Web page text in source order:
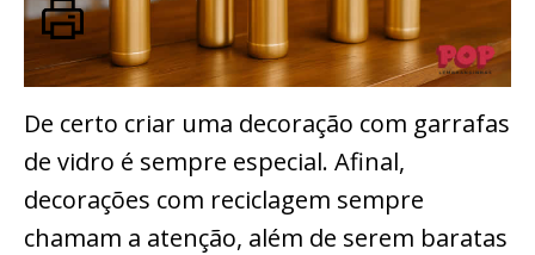
De certo criar uma decoração com garrafas
de vidro é sempre especial. Afinal,
decorações com reciclagem sempre
chamam a atenção, além de serem baratas